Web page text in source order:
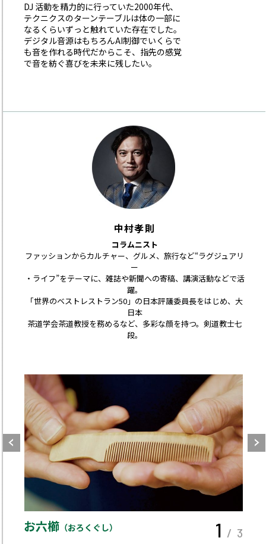
DJ 活動を精力的に行っていた2000年代、
テクニクスのターンテーブルは体の一部に
なるくらいずっと触れていた存在でした。
デジタル音源はもちろんAI制御でいくらで
も音を作れる時代だからこそ、指先の感覚
で音を紡ぐ喜びを未来に残したい。
中村孝則
コラムニスト
ファッションからカルチャー、グルメ、旅行など“ラグジュアリ
ー
・ライフ”をテーマに、雑誌や新聞への寄稿、講演活動などで活
躍。
「世界のベストレストラン50」の日本評議委員長をはじめ、大
日本
茶道学会茶道教授を務めるなど、多彩な顔を持つ。剣道教士七
段。
1 / 3
お六櫛（おろくぐし）